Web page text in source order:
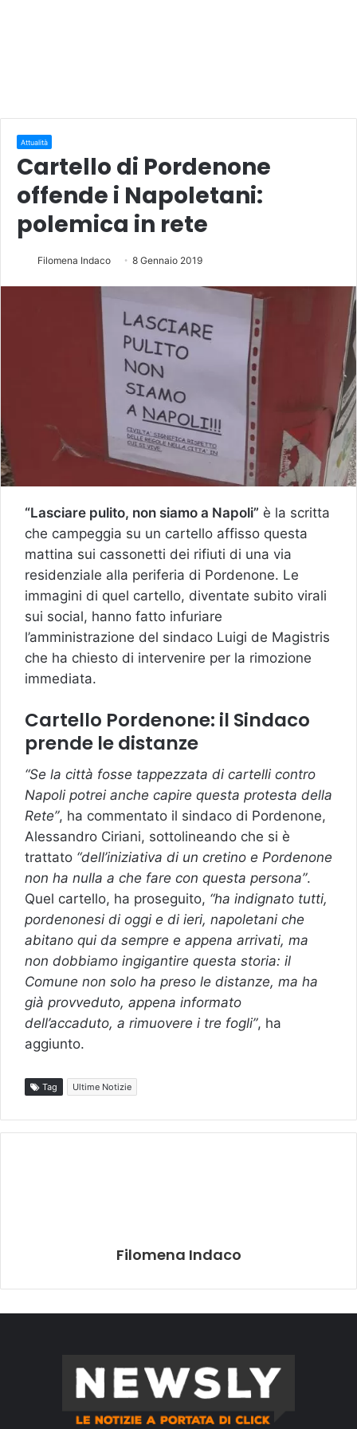
Attualità
Cartello di Pordenone
offende i Napoletani:
polemica in rete
Filomena Indaco 8 Gennaio 2019
“Lasciare pulito, non siamo a Napoli” è la scritta
che campeggia su un cartello affisso questa
mattina sui cassonetti dei rifiuti di una via
residenziale alla periferia di Pordenone. Le
immagini di quel cartello, diventate subito virali
sui social, hanno fatto infuriare
l’amministrazione del sindaco Luigi de Magistris
che ha chiesto di intervenire per la rimozione
immediata.
Cartello Pordenone: il Sindaco
prende le distanze
“Se la città fosse tappezzata di cartelli contro
Napoli potrei anche capire questa protesta della
Rete”, ha commentato il sindaco di Pordenone,
Alessandro Ciriani, sottolineando che si è
trattato “dell’iniziativa di un cretino e Pordenone
non ha nulla a che fare con questa persona”.
Quel cartello, ha proseguito, “ha indignato tutti,
pordenonesi di oggi e di ieri, napoletani che
abitano qui da sempre e appena arrivati, ma
non dobbiamo ingigantire questa storia: il
Comune non solo ha preso le distanze, ma ha
già provveduto, appena informato
dell’accaduto, a rimuovere i tre fogli”, ha
aggiunto.
Tag Ultime Notizie
Filomena Indaco